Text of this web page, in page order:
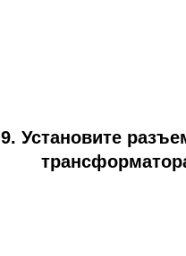
9. Установите